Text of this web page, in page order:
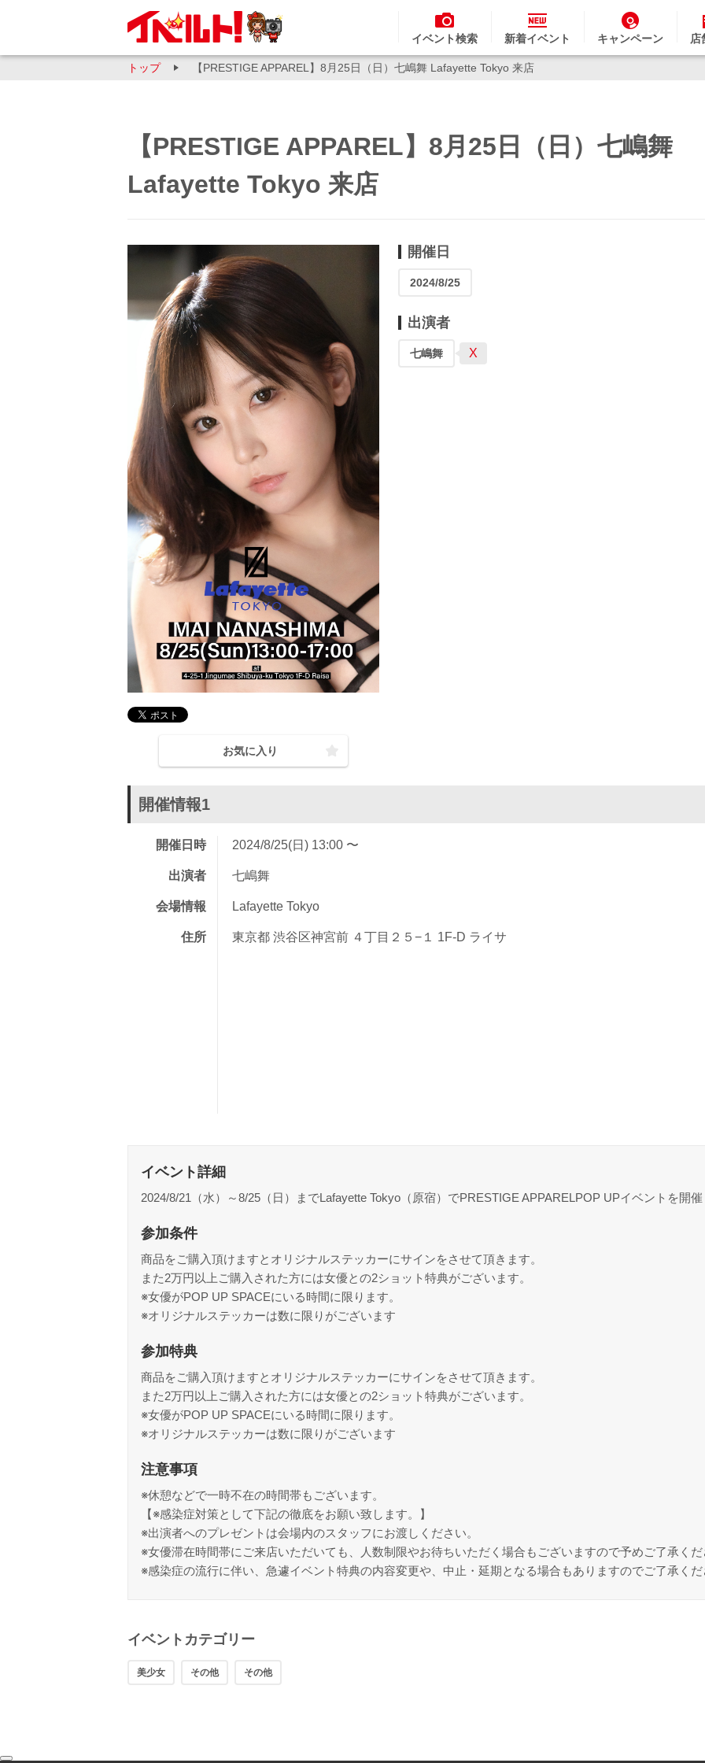
イベント検索 新着イベント キャンペーン 店
トップ 【PRESTIGE APPAREL】8月25日（日）七嶋舞 Lafayette Tokyo 来店
【PRESTIGE APPAREL】8月25日（日）七嶋舞
Lafayette Tokyo 来店
お気に入り
開催日
2024/8/25
出演者
七嶋舞 X
開催情報1
開催日時 2024/8/25(日) 13:00 〜
出演者 七嶋舞
会場情報 Lafayette Tokyo
住所 東京都 渋谷区神宮前 ４丁目２５−１ 1F-D ライサ
イベント詳細
2024/8/21（水）～8/25（日）までLafayette Tokyo（原宿）でPRESTIGE APPARELPOP UPイベントを開催
参加条件
商品をご購入頂けますとオリジナルステッカーにサインをさせて頂きます。
また2万円以上ご購入された方には女優との2ショット特典がございます。
※女優がPOP UP SPACEにいる時間に限ります。
※オリジナルステッカーは数に限りがございます
参加特典
商品をご購入頂けますとオリジナルステッカーにサインをさせて頂きます。
また2万円以上ご購入された方には女優との2ショット特典がございます。
※女優がPOP UP SPACEにいる時間に限ります。
※オリジナルステッカーは数に限りがございます
注意事項
※休憩などで一時不在の時間帯もございます。
【※感染症対策として下記の徹底をお願い致します。】
※出演者へのプレゼントは会場内のスタッフにお渡しください。
※女優滞在時間帯にご来店いただいても、人数制限やお待ちいただく場合もございますので予めご了承く
※感染症の流行に伴い、急遽イベント特典の内容変更や、中止・延期となる場合もありますのでご了承く
イベントカテゴリー
美少女 その他 その他